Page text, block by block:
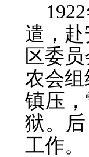
遣，
区委
农会
镇压
狱。
工作。